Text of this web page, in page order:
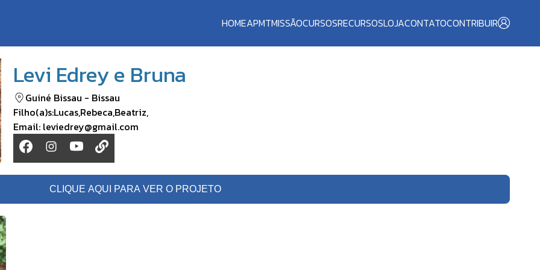
HOMEAPMTMISSÃOCURSOSRECURSOSLOJACONTATOCONTRIBUIR
Levi Edrey e Bruna
Guiné Bissau - Bissau
Filho(a)s:Lucas,Rebeca,Beatriz,
Email: leviedrey@gmail.com
CLIQUE AQUI PARA VER O PROJETO